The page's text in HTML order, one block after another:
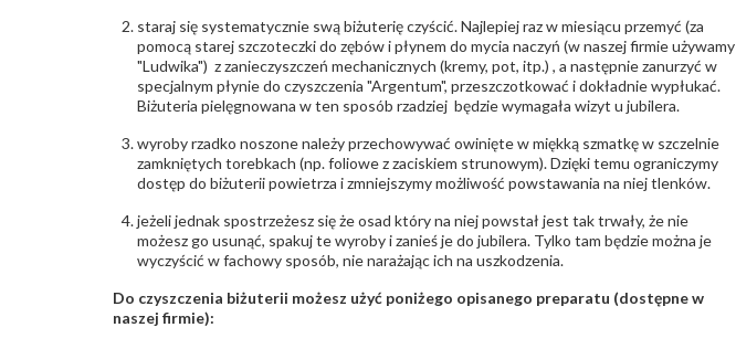
staraj się systematycznie swą biżuterię czyścić. Najlepiej raz w miesiącu przemyć (za
pomocą starej szczoteczki do zębów i płynem do mycia naczyń (w naszej firmie używamy
"Ludwika") z zanieczyszczeń mechanicznych (kremy, pot, itp.) , a następnie zanurzyć w
specjalnym płynie do czyszczenia "Argentum", przeszczotkować i dokładnie wypłukać.
Biżuteria pielęgnowana w ten sposób rzadziej będzie wymagała wizyt u jubilera.
wyroby rzadko noszone należy przechowywać owinięte w miękką szmatkę w szczelnie
zamkniętych torebkach (np. foliowe z zaciskiem strunowym). Dzięki temu ograniczymy
dostęp do biżuterii powietrza i zmniejszymy możliwość powstawania na niej tlenków.
jeżeli jednak spostrzeżesz się że osad który na niej powstał jest tak trwały, że nie
możesz go usunąć, spakuj te wyroby i zanieś je do jubilera. Tylko tam będzie można je
wyczyścić w fachowy sposób, nie narażając ich na uszkodzenia.
Do czyszczenia biżuterii możesz użyć poniżego opisanego preparatu (dostępne w
naszej firmie):